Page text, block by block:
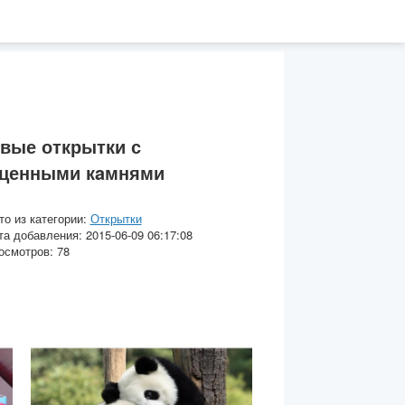
открытки с
кaмнями
из категории: Открытки
добавления: 2015-06-09 06:17:08
78